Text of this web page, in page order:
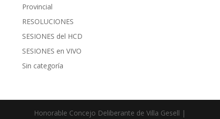
Provincial
RESOLUCIONES
SESIONES del HCD
SESIONES en VIVO
Sin categoría
Honorable Concejo Deliberante de Villa Gesell |